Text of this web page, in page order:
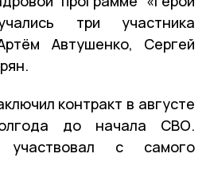
три участника
Автушенко, Сергей
контракт в августе
до начала СВО.
участвовал с самого